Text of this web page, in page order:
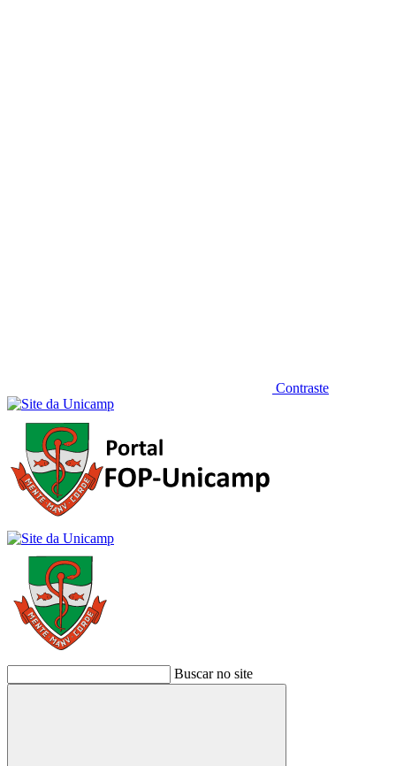
Contraste
Buscar no site